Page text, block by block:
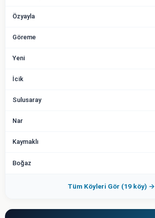
Özyayla
Göreme
Yeni
İcik
Sulusaray
Nar
Kaymaklı
Boğaz
Tüm Köyleri Gör (19 köy) →